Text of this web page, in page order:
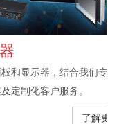
器，结合我们专业的
客户服务。
了解更多